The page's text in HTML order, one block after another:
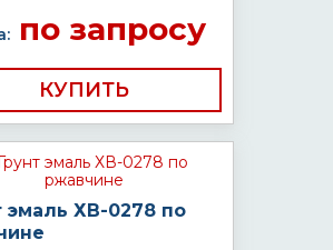
по запросу
КУПИТЬ
эмаль ХВ-0278 по